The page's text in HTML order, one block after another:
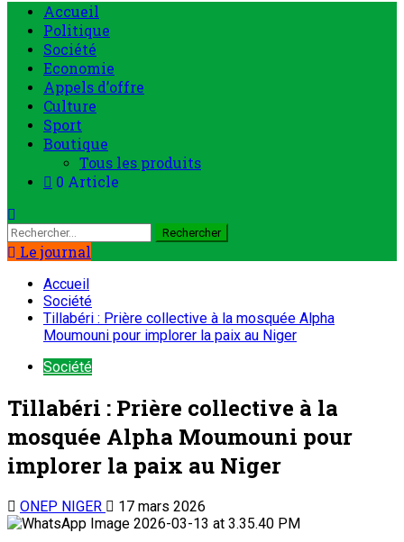
Accueil
Politique
Société
Economie
Appels d’offre
Culture
Sport
Boutique
Tous les produits
0 Article
Le journal
Accueil
Société
Tillabéri : Prière collective à la mosquée Alpha
Moumouni pour implorer la paix au Niger
Société
Tillabéri : Prière collective à la
mosquée Alpha Moumouni pour
implorer la paix au Niger
ONEP NIGER 17 mars 2026